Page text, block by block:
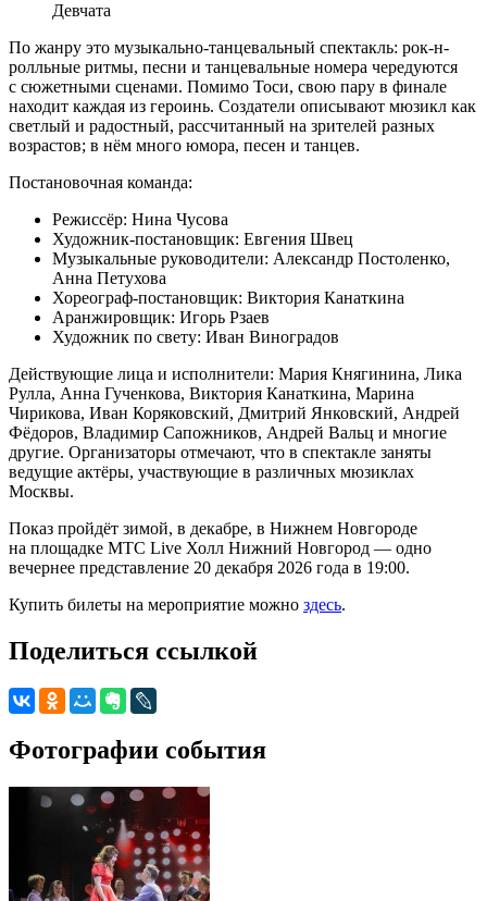
Девчата
По жанру это музыкально-танцевальный спектакль: рок-н-
ролльные ритмы, песни и танцевальные номера чередуются
с сюжетными сценами. Помимо Тоси, свою пару в финале
находит каждая из героинь. Создатели описывают мюзикл как
светлый и радостный, рассчитанный на зрителей разных
возрастов; в нём много юмора, песен и танцев.
Постановочная команда:
Режиссёр: Нина Чусова
Художник-постановщик: Евгения Швец
Музыкальные руководители: Александр Постоленко,
Анна Петухова
Хореограф-постановщик: Виктория Канаткина
Аранжировщик: Игорь Рзаев
Художник по свету: Иван Виноградов
Действующие лица и исполнители: Мария Княгинина, Лика
Рулла, Анна Гученкова, Виктория Канаткина, Марина
Чирикова, Иван Коряковский, Дмитрий Янковский, Андрей
Фёдоров, Владимир Сапожников, Андрей Вальц и многие
другие. Организаторы отмечают, что в спектакле заняты
ведущие актёры, участвующие в различных мюзиклах
Москвы.
Показ пройдёт зимой, в декабре, в Нижнем Новгороде
на площадке МТС Live Холл Нижний Новгород — одно
вечернее представление 20 декабря 2026 года в 19:00.
Купить билеты на мероприятие можно здесь.
Поделиться ссылкой
Фотографии события